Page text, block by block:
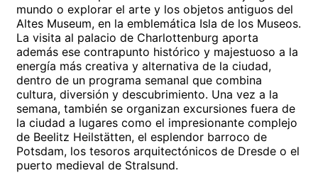
mundo o explorar el arte y los objetos antiguos del
Altes Museum, en la emblemática Isla de los Museos.
La visita al palacio de Charlottenburg aporta
además ese contrapunto histórico y majestuoso a la
energía más creativa y alternativa de la ciudad,
dentro de un programa semanal que combina
cultura, diversión y descubrimiento. Una vez a la
semana, también se organizan excursiones fuera de
la ciudad a lugares como el impresionante complejo
de Beelitz Heilstätten, el esplendor barroco de
Potsdam, los tesoros arquitectónicos de Dresde o el
puerto medieval de Stralsund.